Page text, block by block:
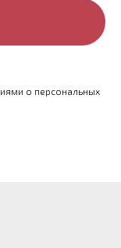
о персональных